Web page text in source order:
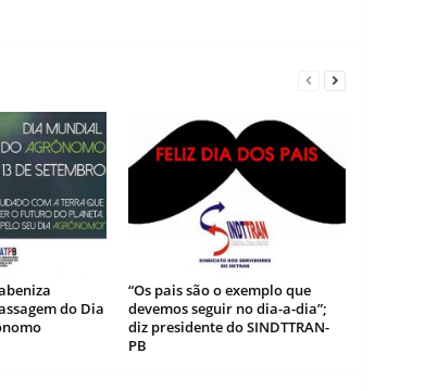
do Dia
“Os pais são o exemplo que
devemos seguir no dia-a-dia”;
diz presidente do SINDTTRAN-
PB